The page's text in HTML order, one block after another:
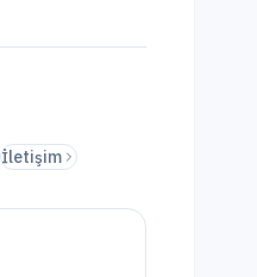
İletişim